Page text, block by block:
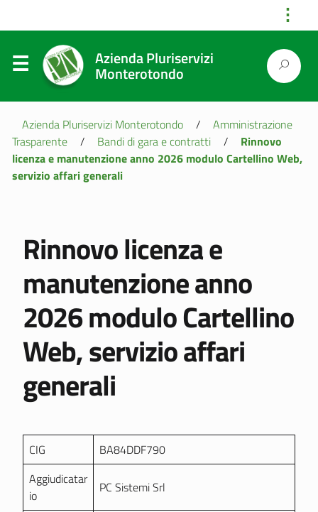
⋮
Azienda Pluriservizi
Monterotondo
Azienda Pluriservizi Monterotondo /
Amministrazione
Trasparente
/ Bandi di gara e contratti /
Rinnovo
licenza e manutenzione anno 2026 modulo Cartellino Web,
servizio affari generali
Rinnovo licenza e
manutenzione anno
2026 modulo Cartellino
Web, servizio affari
generali
CIG
BA84DDF790
Aggiudicatar
io
PC Sistemi Srl